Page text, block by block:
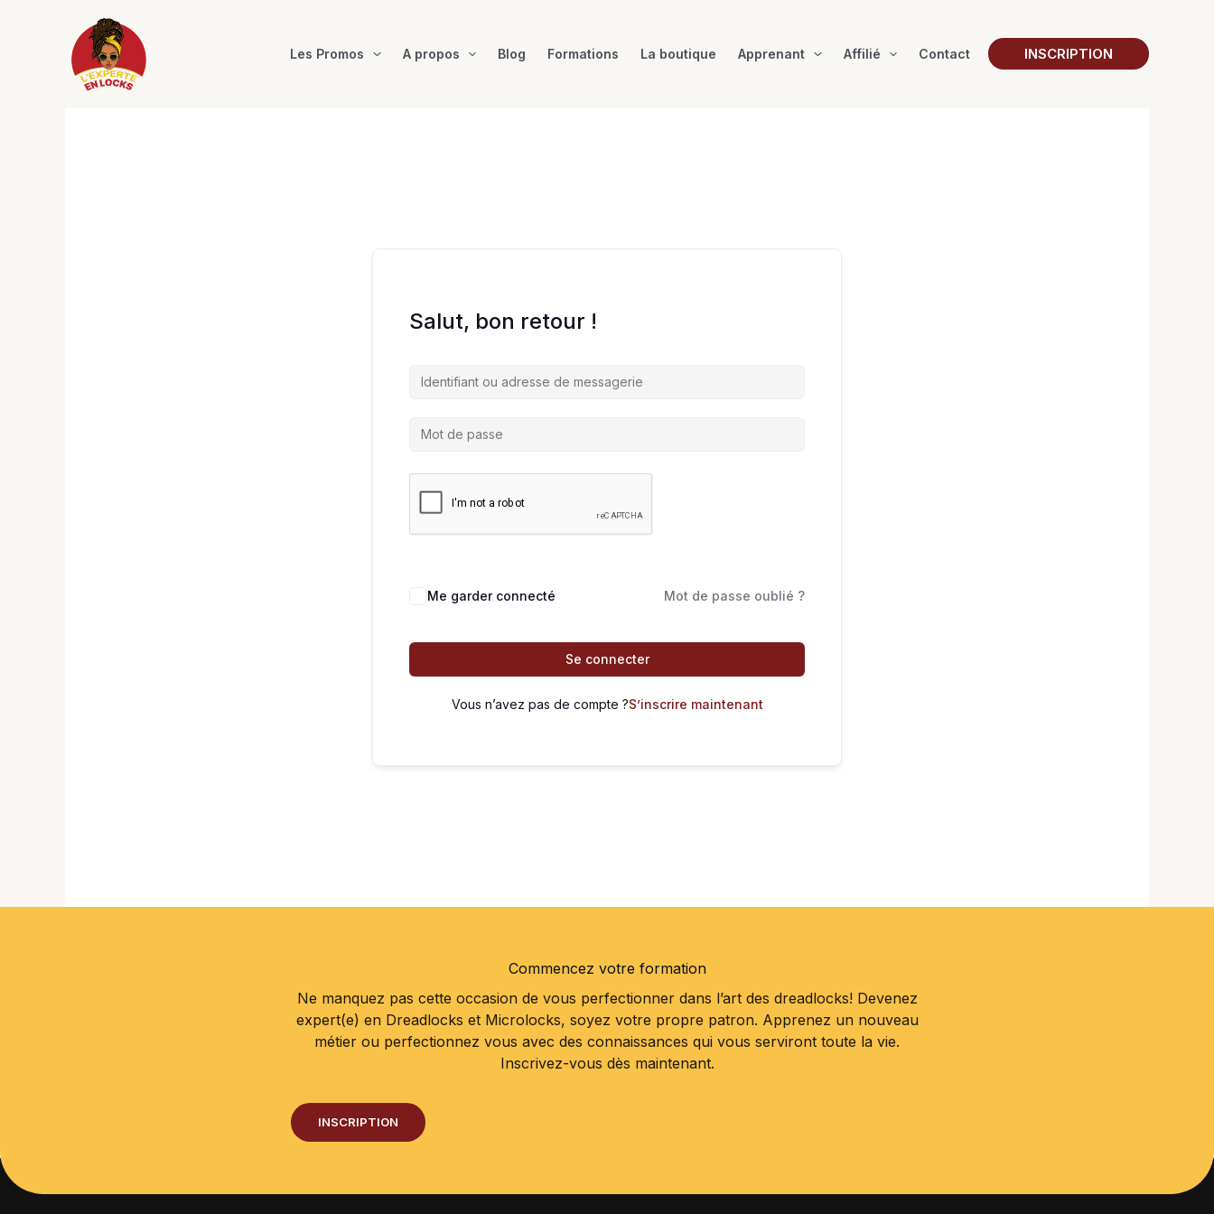
Les Promos A propos Blog Formations La boutique Apprenant Affilié Contact INSCRIPTION
Salut, bon retour !
Me garder connecté Mot de passe oublié ?
Se connecter
Vous n’avez pas de compte ?S’inscrire maintenant
Commencez votre formation
Ne manquez pas cette occasion de vous perfectionner dans l’art des dreadlocks! Devenez
expert(e) en Dreadlocks et Microlocks, soyez votre propre patron. Apprenez un nouveau
métier ou perfectionnez vous avec des connaissances qui vous serviront toute la vie.
Inscrivez-vous dès maintenant.
INSCRIPTION